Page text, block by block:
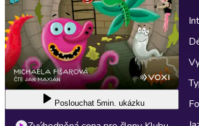
Poslouchat 5min. ukázku